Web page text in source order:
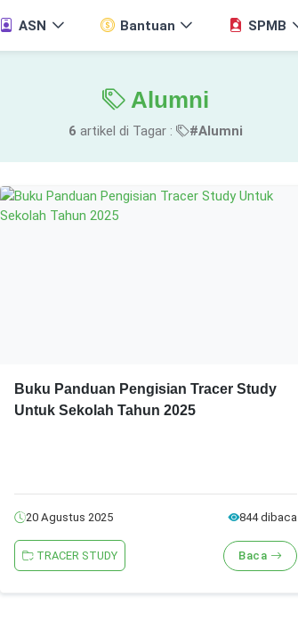
ASN Bantuan SPMB
Alumni
6 artikel di Tagar : #Alumni
Buku Panduan Pengisian Tracer Study
Untuk Sekolah Tahun 2025
20 Agustus 2025 844 dibaca
TRACER STUDY Baca